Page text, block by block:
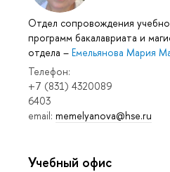
Отдел сопровождения
программ бакалавриата и
отдела – Емельянова Мария
Телефон:
+7 (831) 4320089
6403
email: memelyanova@hse.ru
Учебный офис